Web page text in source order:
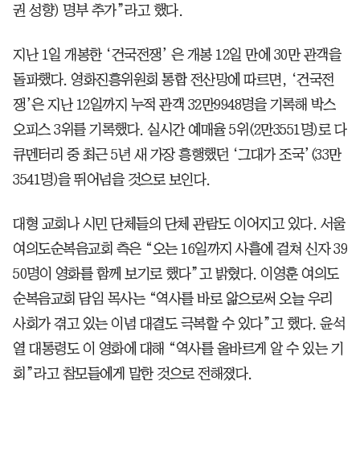
권 성향) 명부 추가”라고 했다.
지난 1일 개봉한 ‘건국전쟁’ 은 개봉 12일 만에 30만 관객을
돌파했다. 영화진흥위원회 통합 전산망에 따르면, ‘건국전
쟁’은 지난 12일까지 누적 관객 32만9948명을 기록해 박스
오피스 3위를 기록했다. 실시간 예매율 5위(2만3551명)로 다
큐멘터리 중 최근 5년 새 가장 흥행했던 ‘그대가 조국’(33만
3541명)을 뛰어넘을 것으로 보인다.
대형 교회나 시민 단체들의 단체 관람도 이어지고 있다. 서울
여의도순복음교회 측은 “오는 16일까지 사흘에 걸쳐 신자 39
50명이 영화를 함께 보기로 했다”고 밝혔다. 이영훈 여의도
순복음교회 담임 목사는 “역사를 바로 앎으로써 오늘 우리
사회가 겪고 있는 이념 대결도 극복할 수 있다”고 했다. 윤석
열 대통령도 이 영화에 대해 “역사를 올바르게 알 수 있는 기
회”라고 참모들에게 말한 것으로 전해졌다.